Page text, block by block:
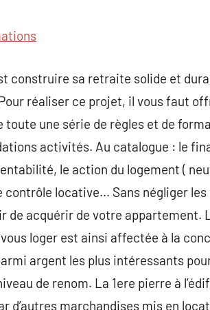
construire sa retraite solide et
réaliser ce projet, il vous faut
une série de règles et de
activités. Au catalogue : le
le action du logement (
locative… Sans négliger
de acquérir de votre appartement.
loger est ainsi affectée à la
argent les plus intéressants
de renom. La 1ere pierre à
d’autres marchandises mis en